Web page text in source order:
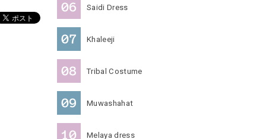
Saidi Dress
Khaleeji
Tribal Costume
Muwashahat
Melaya dress